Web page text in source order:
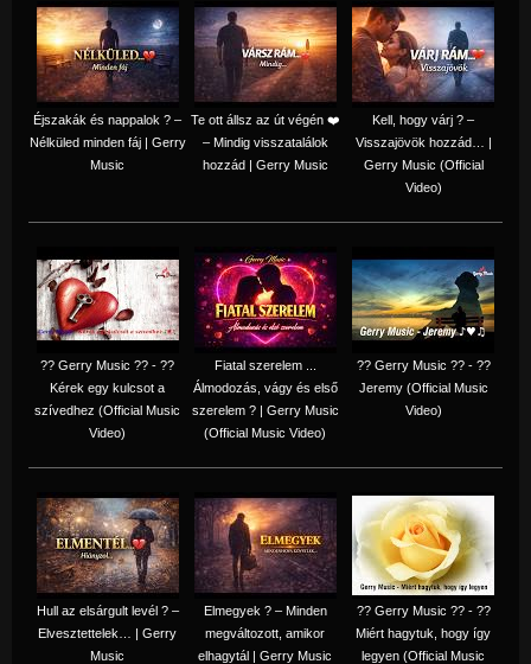
Éjszakák és nappalok ? –
Nélküled minden fáj | Gerry
Music
Te ott állsz az út végén ❤️
– Mindig visszatalálok
hozzád | Gerry Music
Kell, hogy várj ? –
Visszajövök hozzád… |
Gerry Music (Official
Video)
?? Gerry Music ?? - ??
Kérek egy kulcsot a
szívedhez (Official Music
Video)
Fiatal szerelem ...
Álmodozás, vágy és első
szerelem ? | Gerry Music
(Official Music Video)
?? Gerry Music ?? - ??
Jeremy (Official Music
Video)
Hull az elsárgult levél ? –
Elvesztettelek… | Gerry
Music
Elmegyek ? – Minden
megváltozott, amikor
elhagytál | Gerry Music
?? Gerry Music ?? - ??
Miért hagytuk, hogy így
legyen (Official Music